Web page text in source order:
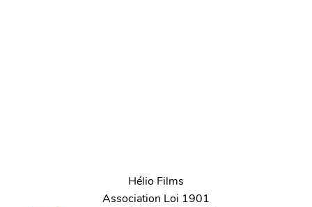
Hélio Films
Association Loi 1901